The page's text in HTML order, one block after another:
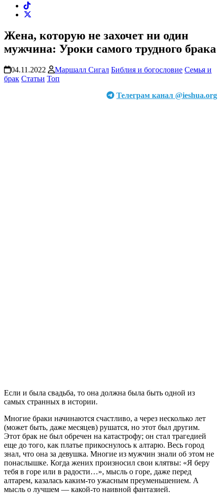
Жена, которую не захочет ни один
мужчина: Уроки самого трудного брака
04.11.2022 Маршалл Сигал Библия и богословие Семья и
брак Статьи Топ
Телеграм канал @ieshua.org
Если и была свадьба, то она должна была быть одной из
самых странных в истории.
Многие браки начинаются счастливо, а через несколько лет
(может быть, даже месяцев) рушатся, но этот был другим.
Этот брак не был обречен на катастрофу; он стал трагедией
еще до того, как платье прикоснулось к алтарю. Весь город
знал, что она за девушка. Многие из мужчин знали об этом не
понаслышке. Когда жених произносил свои клятвы: «Я беру
тебя в горе или в радости…», мысль о горе, даже перед
алтарем, казалась каким-то ужасным преуменьшением. А
мысль о лучшем — какой-то наивной фантазией.